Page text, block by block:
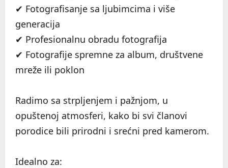
✔ Fotografisanje sa ljubimcima i više
generacija
✔ Profesionalnu obradu fotografija
✔ Fotografije spremne za album, društvene
mreže ili poklon
Radimo sa strpljenjem i pažnjom, u
opuštenoj atmosferi, kako bi svi članovi
porodice bili prirodni i srećni pred kamerom.
Idealno za: